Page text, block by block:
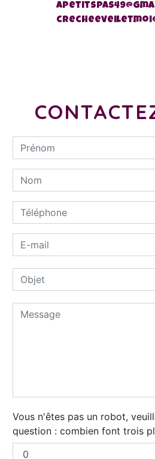
Vous n'êtes pas un robot,
question : combien font trois